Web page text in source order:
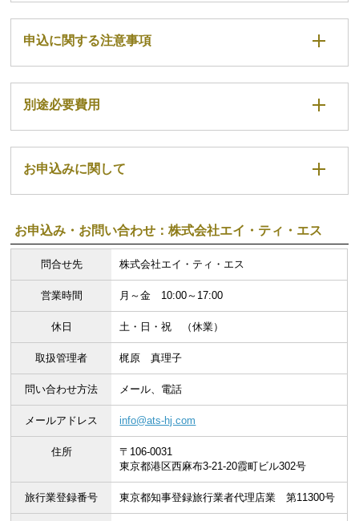
申込に関する注意事項
別途必要費用
お申込みに関して
お申込み・お問い合わせ：株式会社エイ・ティ・エス
問合せ先 株式会社エイ・ティ・エス
営業時間 月～金 10:00～17:00
休日 土・日・祝 （休業）
取扱管理者 梶原 真理子
問い合わせ方法 メール、電話
メールアドレス info@ats-hj.com
住所
〒106-0031
東京都港区西麻布3-21-20霞町ビル302号
旅行業登録番号 東京都知事登録旅行業者代理店業 第11300号